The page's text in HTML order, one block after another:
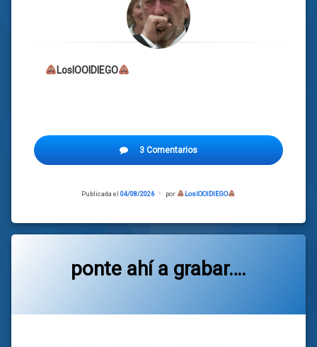
LosIOOIDIEGO
3 Comentarios
Publicada el04/08/2026
Actualizado
por LosIOOIDIEGO
ponte ahí a grabar….